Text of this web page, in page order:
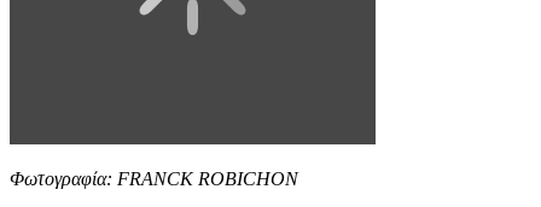
Φωτογραφία: FRANCK ROBICHON